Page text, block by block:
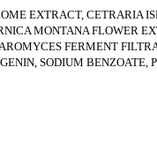
EXTRACT, CETRARIA
MONTANA FLOWER
FERMENT
SODIUM BENZOATE,